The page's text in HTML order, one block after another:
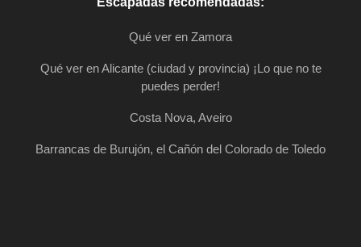
Qué ver en Zamora
Qué ver en Alicante (ciudad y provincia) ¡Lo que no te
puedes perder!
Costa Nova, Aveiro
Barrancas de Burujón, el Cañón del Colorado de Toledo